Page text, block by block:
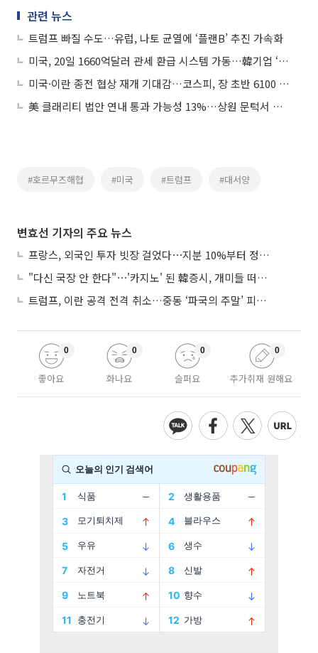
관련 뉴스
트럼프 빠질 수도…유럽, 나토 균열에 ‘플랜B’ 추진 가속화
미국, 20일 1660억달러 관세 환급 시스템 가동…韓기업 ‘간접 수혜’ 기대
미국·이란 종전 협상 재개 기대감…코스피, 장 초반 6100 돌파
美 클래리티 법안 연내 통과 가능성 13%…상원 문턱서 제동
#호르무즈해협 #미국 #트럼프 #대서양
변효선 기자의 주요 뉴스
프랑스, 외국인 투자 빗장 걸었다⋯지분 10%부터 정부가 승인
"다신 국장 안 한다"⋯'카지노' 된 韓증시, 개미들 떠난다
트럼프, 이란 공격 전격 취소…중동 ‘파국의 주말’ 피했다
좋아요
0
화나요
0
슬퍼요
0
추가취재 원해요
0